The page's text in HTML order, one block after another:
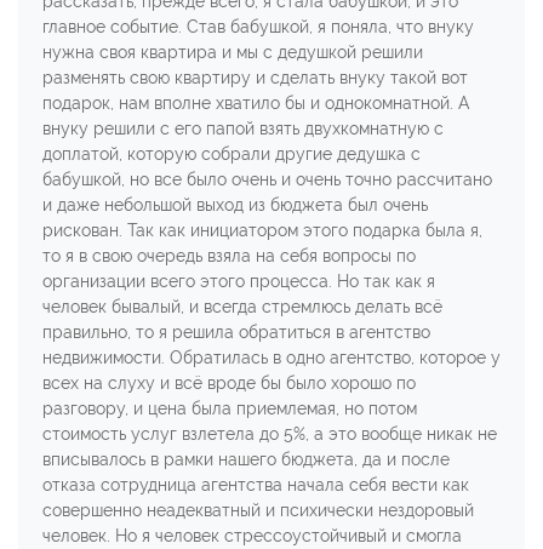
главное событие. Став бабушкой, я поняла, что внуку
нужна своя квартира и мы с дедушкой решили
разменять свою квартиру и сделать внуку такой вот
подарок, нам вполне хватило бы и однокомнатной. А
внуку решили с его папой взять двухкомнатную с
доплатой, которую собрали другие дедушка с
бабушкой, но все было очень и очень точно рассчитано
и даже небольшой выход из бюджета был очень
рискован. Так как инициатором этого подарка была я,
то я в свою очередь взяла на себя вопросы по
организации всего этого процесса. Но так как я
человек бывалый, и всегда стремлюсь делать всё
правильно, то я решила обратиться в агентство
недвижимости. Обратилась в одно агентство, которое у
всех на слуху и всё вроде бы было хорошо по
разговору, и цена была приемлемая, но потом
стоимость услуг взлетела до 5%, а это вообще никак не
вписывалось в рамки нашего бюджета, да и после
отказа сотрудница агентства начала себя вести как
совершенно неадекватный и психически нездоровый
человек. Но я человек стрессоустойчивый и смогла